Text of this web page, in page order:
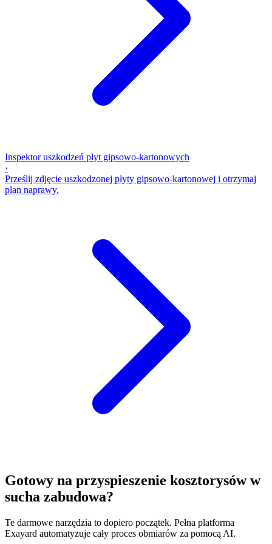
Inspektor uszkodzeń płyt gipsowo-kartonowych
·
Prześlij zdjęcie uszkodzonej płyty gipsowo-kartonowej i otrzymaj
plan naprawy.
Gotowy na przyspieszenie kosztorysów w
sucha zabudowa?
Te darmowe narzędzia to dopiero początek. Pełna platforma
Exayard automatyzuje cały proces obmiarów za pomocą AI.